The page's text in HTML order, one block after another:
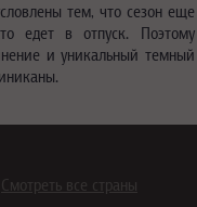
тем, что сезон еще
едет в отпуск. Поэтому
и уникальный темный
Смотреть все страны